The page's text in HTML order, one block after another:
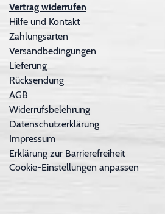
Vertrag widerrufen
Hilfe und Kontakt
Zahlungsarten
Versandbedingungen
Lieferung
Rücksendung
AGB
Widerrufsbelehrung
Datenschutzerklärung
Impressum
Erklärung zur Barrierefreiheit
Cookie-Einstellungen anpassen